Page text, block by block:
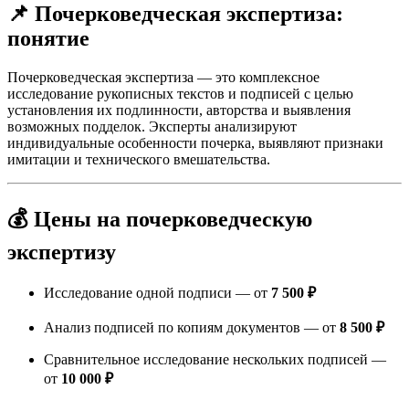
📌 Почерковедческая экспертиза:
понятие
Почерковедческая экспертиза — это комплексное
исследование рукописных текстов и подписей с целью
установления их подлинности, авторства и выявления
возможных подделок. Эксперты анализируют
индивидуальные особенности почерка, выявляют признаки
имитации и технического вмешательства.
💰 Цены на почерковедческую
экспертизу
Исследование одной подписи — от 7 500 ₽
Анализ подписей по копиям документов — от 8 500 ₽
Сравнительное исследование нескольких подписей —
от 10 000 ₽